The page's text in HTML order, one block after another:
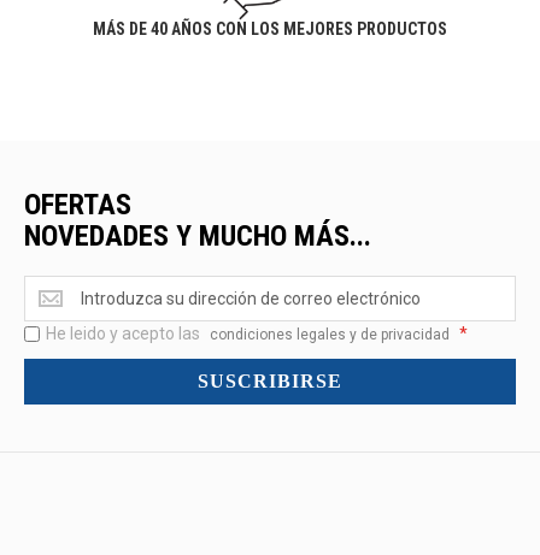
MÁS DE 40 AÑOS CON LOS MEJORES PRODUCTOS
OFERTAS
NOVEDADES Y MUCHO MÁS...
Ofertas
<br>Novedades
y
mucho
He leido y acepto las condiciones legales y de privacidad *
SUSCRIBIRSE